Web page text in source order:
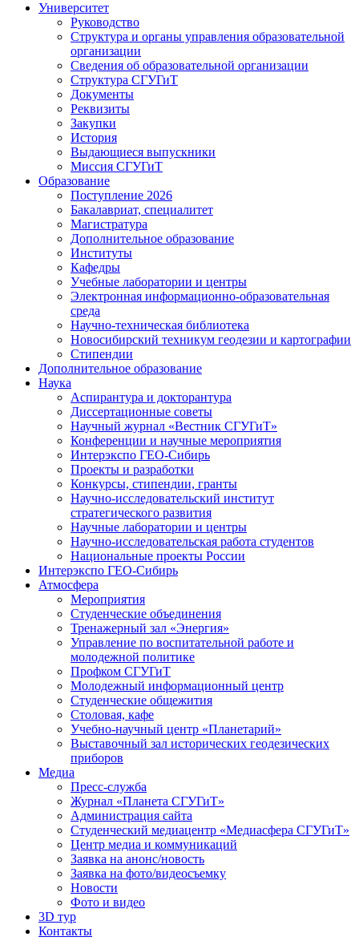
Университет
Руководство
Структура и органы управления образовательной
организации
Сведения об образовательной организации
Структура СГУГиТ
Документы
Реквизиты
Закупки
История
Выдающиеся выпускники
Миссия СГУГиТ
Образование
Поступление 2026
Бакалавриат, специалитет
Магистратура
Дополнительное образование
Институты
Кафедры
Учебные лаборатории и центры
Электронная информационно-образовательная
среда
Научно-техническая библиотека
Новосибирский техникум геодезии и картографии
Стипендии
Дополнительное образование
Наука
Аспирантура и докторантура
Диссертационные советы
Научный журнал «Вестник СГУГиТ»
Конференции и научные мероприятия
Интерэкспо ГЕО-Сибирь
Проекты и разработки
Конкурсы, стипендии, гранты
Научно-исследовательский институт
стратегического развития
Научные лаборатории и центры
Научно-исследовательская работа студентов
Национальные проекты России
Интерэкспо ГЕО-Сибирь
Атмосфера
Мероприятия
Студенческие объединения
Тренажерный зал «Энергия»
Управление по воспитательной работе и
молодежной политике
Профком СГУГиТ
Молодежный информационный центр
Студенческие общежития
Столовая, кафе
Учебно-научный центр «Планетарий»
Выставочный зал исторических геодезических
приборов
Медиа
Пресс-служба
Журнал «Планета СГУГиТ»
Администрация сайта
Студенческий медиацентр «Медиасфера СГУГиТ»
Центр медиа и коммуникаций
Заявка на анонс/новость
Заявка на фото/видеосъемку
Новости
Фото и видео
3D тур
Контакты